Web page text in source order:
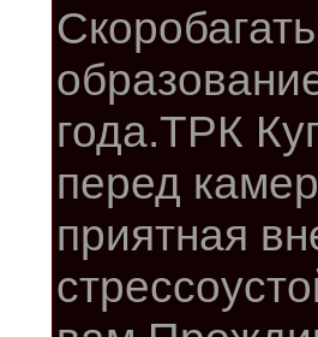
года.ТРК
перед
приятная